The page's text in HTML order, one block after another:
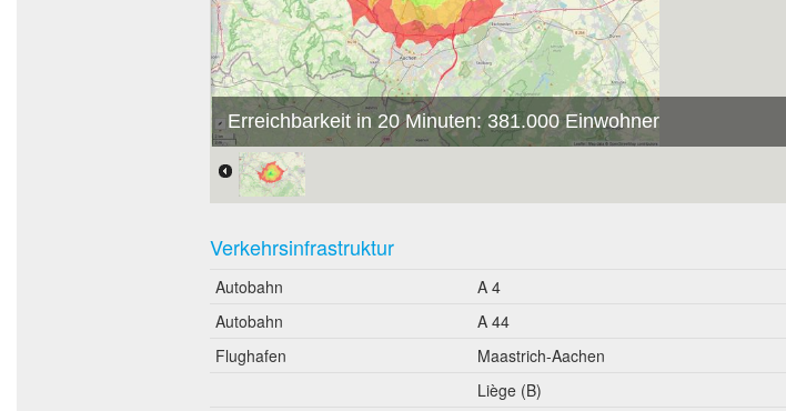
Erreichbarkeit in 20 Minuten: 381.000 Einwohner
Verkehrsinfrastruktur
Autobahn A 4
Autobahn
A 44
Flughafen
Maastrich-Aachen
Liège (B)